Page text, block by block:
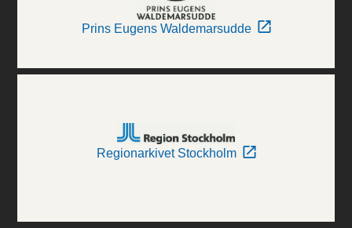
Prins Eugens Waldemarsudde
Regionarkivet Stockholm